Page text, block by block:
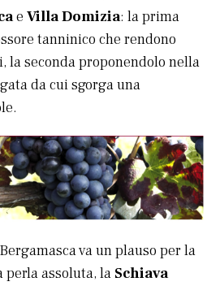
e Villa Domizia: la prima
tanninico che rendono
seconda proponendolo nella
da cui sgorga una
va un plauso per la
perla assoluta, la Schiava